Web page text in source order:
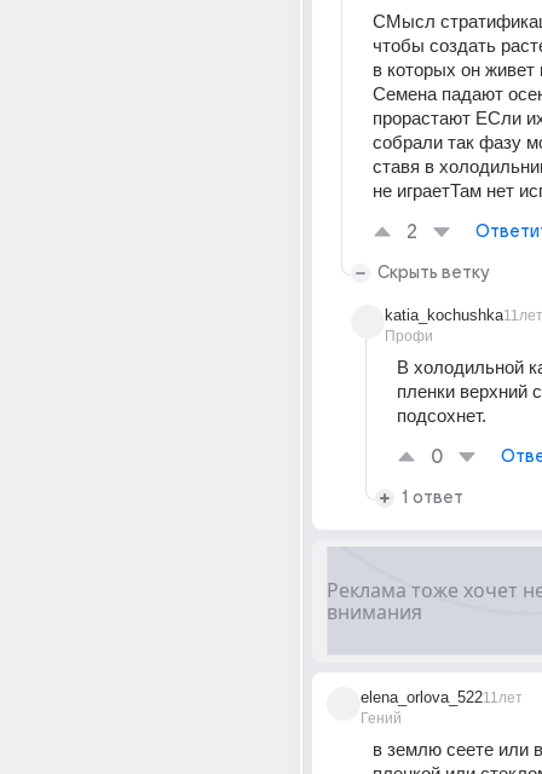
СМысл
чтобы создать
в которых он живет
Семена падают
прорастают ЕСли
собрали так фазу
ставя в
не играетТам нет
2
Скрыть ветку
katia_kochushka
Профи
11лет
В холодильной
пленки верхний
подсохнет.
0
1 ответ
elena_orlova_522
Гений
11лет
в землю сеете или